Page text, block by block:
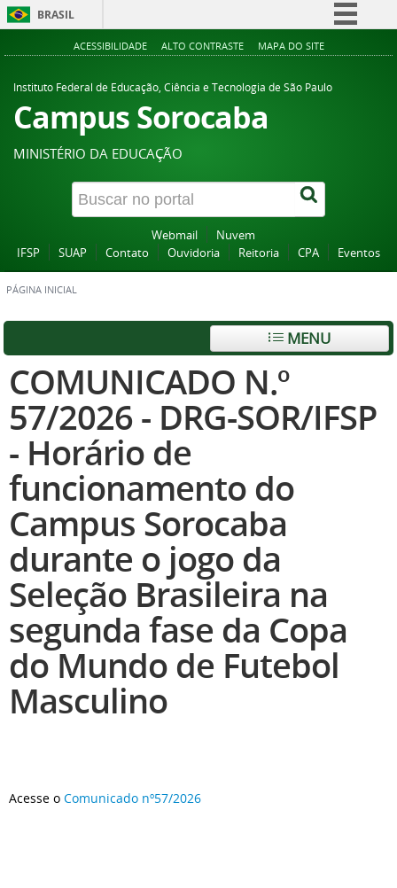
BRASIL
Simplifique!
Acesso à informação
Canais
ACESSIBILIDADE ALTO CONTRASTE MAPA DO SITE
Instituto Federal de Educação, Ciência e Tecnologia de São Paulo
Campus Sorocaba
MINISTÉRIO DA EDUCAÇÃO
Webmail
Nuvem
IFSP
SUAP Contato Ouvidoria Reitoria CPA Eventos
PÁGINA INICIAL
MENU
COMUNICADO N.º
57/2026 - DRG-SOR/IFSP
- Horário de
funcionamento do
Campus Sorocaba
durante o jogo da
Seleção Brasileira na
segunda fase da Copa
do Mundo de Futebol
Masculino
Acesse o Comunicado nº57/2026